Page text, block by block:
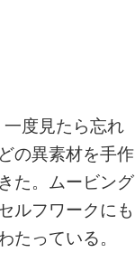
度見たら忘れ
の異素材を手作
た。ムービング
ルフワークにも
たっている。